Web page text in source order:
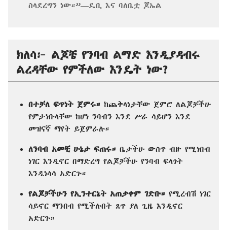
ስላደረግን ነው።”—ዴቢ እና ባለቤቷ ጆኤል
ክለሳ፦ ልጆቼ የንባብ ልማድ እንዲያዳብሩ
ልረዳቸው የምችለው እንዴት ነው?
በተቻለ ፍጥነት ጀምሩ። ከጨቅላነታቸው ጀምሮ ለልጆቻችሁ
የምታነቡላቸው ከሆነ ንባብን እንደ ሥራ ሳይሆን እንደ
መዝናኛ ማየት ይጀምራሉ።
ለንባብ አመቺ ሁኔታ ፍጠሩ። ቤታችሁ ውስጥ ብዙ የሚነበብ
ነገር እንዲኖር በማድረግ የልጆቻችሁ የንባብ ፍላጎት
እንዲነሳሳ አድርጉ።
የልጆቻችሁን የኢንተርኔት አጠቃቀም ገድቡ። የሚረብሽ ነገር
ሳይኖር ማንበብ የሚችሉበት ጸጥ ያለ ጊዜ እንዲኖር
አድርጉ።